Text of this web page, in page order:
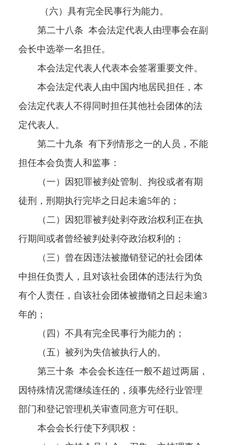
（六）具有完全民事行为能力。
第二十八条 本会法定代表人由理事会在副
会长中选举一名担任。
本会法定代表人代表本会签署重要文件。
本会法定代表人由中国内地居民担任，本
会法定代表人不得同时担任其他社会团体的法
定代表人。
第二十九条 有下列情形之一的人员，不能
担任本会负责人和监事：
（一）因犯罪被判处管制、拘役或者有期
徒刑，刑期执行完毕之日起未逾5年的；
（二）因犯罪被判处剥夺政治权利正在执
行期间或者曾经被判处剥夺政治权利的；
（三）曾在因违法被撤销登记的社会团体
中担任负责人，且对该社会团体的违法行为负
有个人责任，自该社会团体被撤销之日起未逾3
年的；
（四）不具有完全民事行为能力的；
（五）被列为失信被执行人的。
第三十条 本会会长连任一般不超过两届，
因特殊情况需继续连任的，须事先经行业管理
部门和登记管理机关审查同意方可任职。
本会会长行使下列职权：